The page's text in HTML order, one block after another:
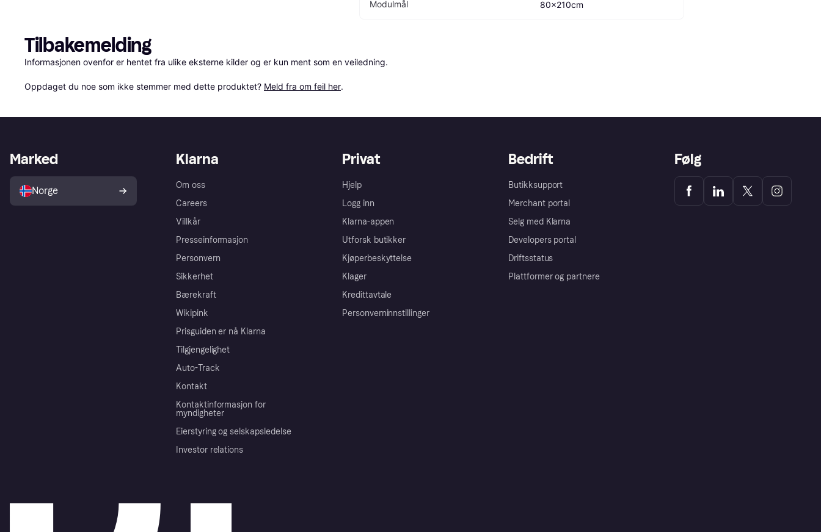
Modulmål 80x210cm
Tilbakemelding
Informasjonen ovenfor er hentet fra ulike eksterne kilder og er kun ment som en veiledning.
Oppdaget du noe som ikke stemmer med dette produktet? Meld fra om feil her.
Klarna
Om oss
Careers
Villkår
Presseinformasjon
Personvern
Sikkerhet
Bærekraft
Wikipink
Prisguiden er nå Klarna
Tilgjengelighet
Auto-Track
Kontakt
Kontaktinformasjon for
myndigheter
Eierstyring og selskapsledelse
Investor relations
Privat
Hjelp
Logg inn
Klarna-appen
Utforsk butikker
Kjøperbeskyttelse
Klager
Kredittavtale
Personverninnstillinger
Bedrift
Butikksupport
Merchant portal
Selg med Klarna
Developers portal
Driftsstatus
Plattformer og partnere
Marked
Norge
Følg